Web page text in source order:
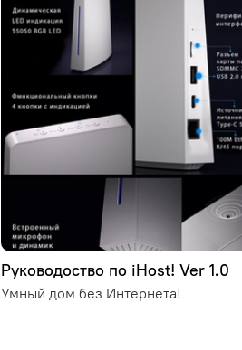
Руководоство по iHost! Ver 1.0
Умный дом без Интернета!